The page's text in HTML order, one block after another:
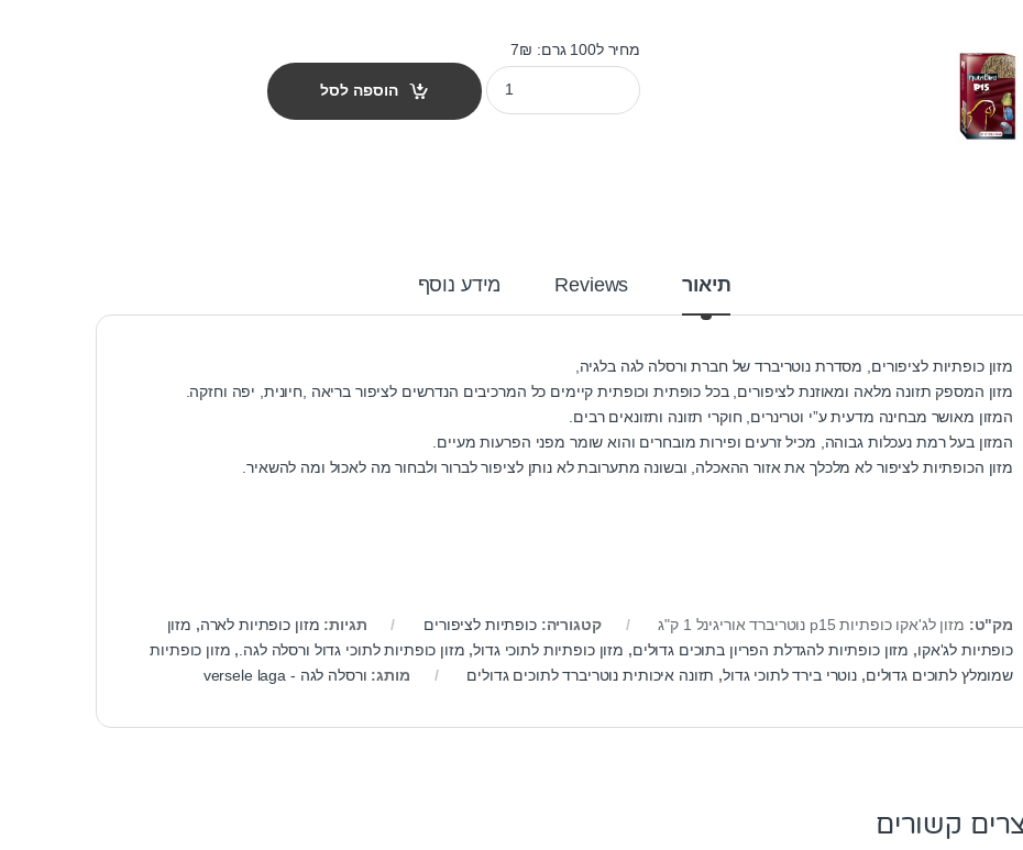
מחיר ל100 גרם: 7₪
מזון לג'אקו כופתיות p15 נוטריברד אוריגינל 1 ק"ג quantity
הוספה לסל
תיאור Reviews מידע נוסף
מזון כופתיות לציפורים, מסדרת נוטריברד של חברת ורסלה לגה בלגיה,
מזון המספק תזונה מלאה ומאוזנת לציפורים, בכל כופתית וכופתית קיימים כל המרכיבים הנדרשים לציפור בריאה ,חיונית, יפה וחזקה.
המזון מאושר מבחינה מדעית ע”י וטרינרים, חוקרי תזונה ותזונאים רבים.
המזון בעל רמת נעכלות גבוהה, מכיל זרעים ופירות מובחרים והוא שומר מפני הפרעות מעיים.
מזון הכופתיות לציפור לא מלכלך את אזור ההאכלה, ובשונה מתערובת לא נותן לציפור לברור ולבחור מה לאכול ומה להשאיר.
מק"ט: מזון לג'אקו כופתיות p15 נוטריברד אוריגינל 1 ק"ג קטגוריה:כופתיות לציפורים תגיות: מזון כופתיות לארה, מזון
כופתיות לג'אקו, מזון כופתיות להגדלת הפריון בתוכים גדולים, מזון כופתיות לתוכי גדול, מזון כופתיות לתוכי גדול ורסלה לגה. , מזון כופתיות
שמומלץ לתוכים גדולים, נוטרי בירד לתוכי גדול, תזונה איכותית נוטריברד לתוכים גדולים מותג: ורסלה לגה - versele laga
קשורים